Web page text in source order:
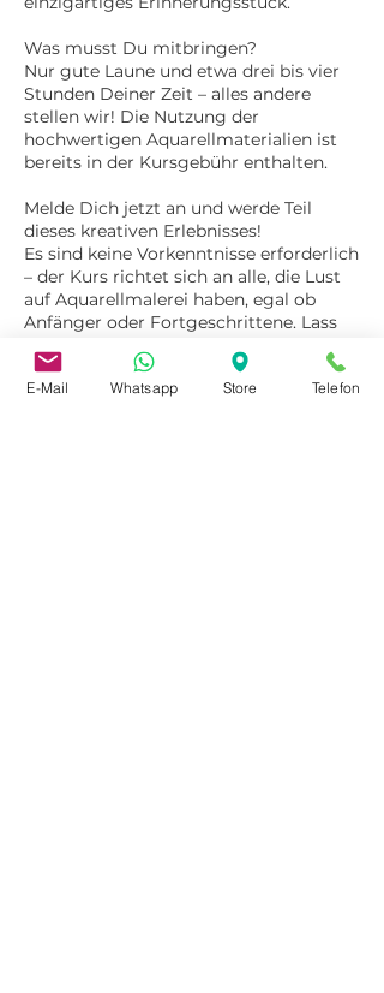
Was musst Du mitbringen?
Nur gute Laune und etwa drei bis vier
Stunden Deiner Zeit – alles andere
stellen wir! Die Nutzung der
hochwertigen Aquarellmaterialien ist
bereits in der Kursgebühr enthalten.
Melde Dich jetzt an und werde Teil
dieses kreativen Erlebnisses!
Es sind keine Vorkenntnisse erforderlich
– der Kurs richtet sich an alle, die Lust
auf Aquarellmalerei haben, egal ob
Anfänger oder Fortgeschrittene. Lass
erlebe, wie Farben auf dem Papier
lebendig werden!
E-Mail Whatsapp Store Telefon